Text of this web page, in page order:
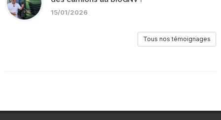
15/01/2026
Tous nos témoignages